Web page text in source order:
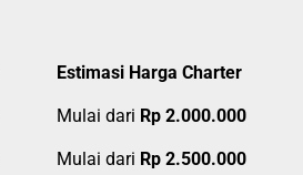
Estimasi Harga Charter
Mulai dari Rp 2.000.000
Mulai dari Rp 2.500.000